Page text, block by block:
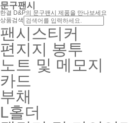
문구팬시
한결 D&P의 문구팬시 제품을 만나보세요
상품검색
팬시스티커
편지지 봉투
노트 및 메모지
카드
부채
L홀더